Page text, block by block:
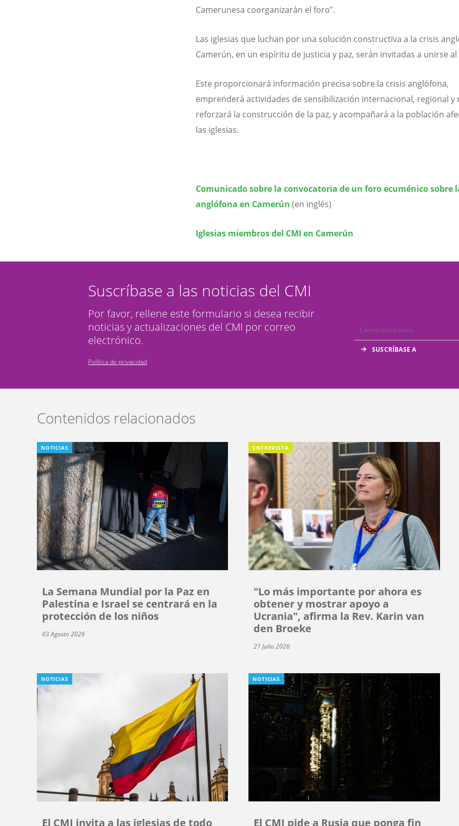
Camerunesa coorganizarán el foro”.
Las iglesias que luchan por una solución constructiva a la crisis
Camerún, en un espíritu de justicia y paz, serán invitadas a unirse
Este proporcionará información precisa sobre la crisis anglófona,
emprenderá actividades de sensibilización internacional, regional y
reforzará la construcción de la paz, y acompañará a la población
las iglesias.
Comunicado sobre la convocatoria de un foro ecuménico sobre
anglófona en Camerún (en inglés)
Iglesias miembros del CMI en Camerún
Suscríbase a las noticias del CMI
Por favor, rellene este formulario si desea recibir
noticias y actualizaciones del CMI por correo
electrónico.
Política de privacidad
Contenidos relacionados
NOTICIAS
La Semana Mundial por la Paz en
Palestina e Israel se centrará en la
protección de los niños
03 Agosto 2026
ENTREVISTA
"Lo más importante por ahora es
obtener y mostrar apoyo a
Ucrania", afirma la Rev. Karin van
den Broeke
21 Julio 2026
NOTICIAS
El CMI invita a las iglesias de todo
NOTICIAS
El CMI pide a Rusia que ponga fin